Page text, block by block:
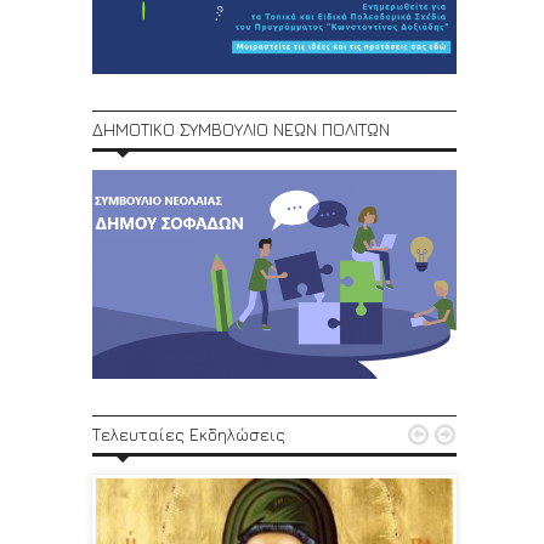
ΔΗΜΟΤΙΚΟ ΣΥΜΒΟΥΛΙΟ ΝΕΩΝ ΠΟΛΙΤΩΝ
Τελευταίες Εκδηλώσεις  